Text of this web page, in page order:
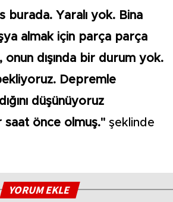
burada. Yaralı yok. Bina
almak için parça parça
dışında bir durum yok.
Depremle
düşünüyoruz
önce olmuş." şeklinde
YORUM EKLE